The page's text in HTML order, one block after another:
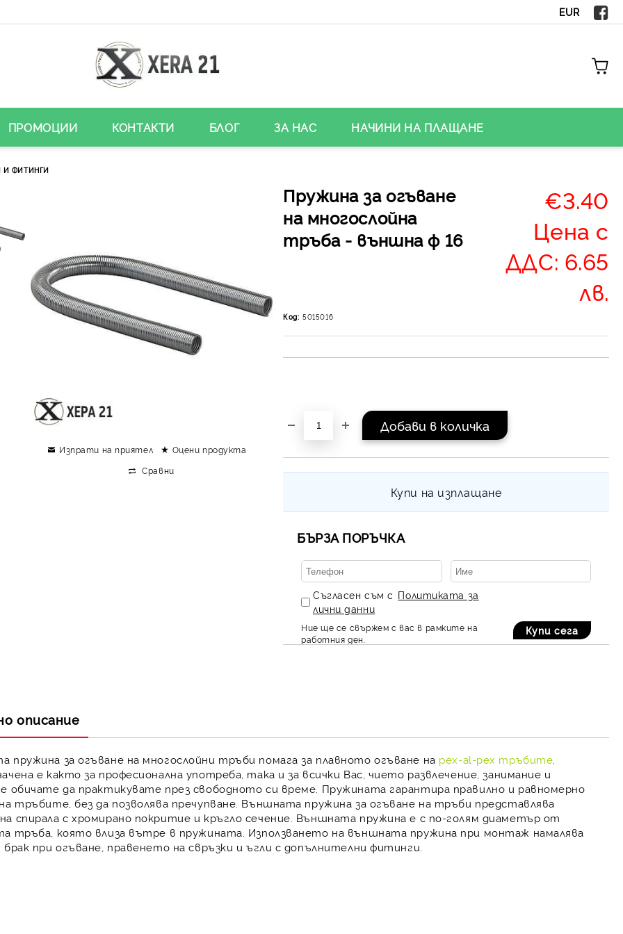
EUR
ПРОМОЦИИ КОНТАКТИ БЛОГ ЗА НАС НАЧИНИ НА ПЛАЩАНЕ
И ФИТИНГИ
Пружина за огъване
на многослойна
тръба - външна ф 16
€3.40
Цена с
ДДС: 6.65
лв.
Код: 5015016
Купи на изплащане
БЪРЗА ПОРЪЧКА
Съгласен съм с Политиката за
лични данни
Ние ще се свържем с вас в рамките на
работния ден.
Изпрати на приятел
Оцени продукта
Сравни
описание
пружина за огъване на многослойни тръби помага за плавното огъване на pex-al-pex тръбите
е както за професионална употреба, така и за всички Вас, чието развлечение, занимание и
обичате да практикувате през свободното си време. Пружината гарантира правилно и равномерно
тръбите , без да позволява пречупване. Външната пружина за огъване на тръби представлява
спирала с хромирано покритие и кръгло сечение. Външната пружина е с по-голям диаметър от
тръба , която влиза вътре в пружината. Използването на външната пружина при монтаж намалява
при огъване, правенето на свръзки и ъгли с допълнителни фитинги.